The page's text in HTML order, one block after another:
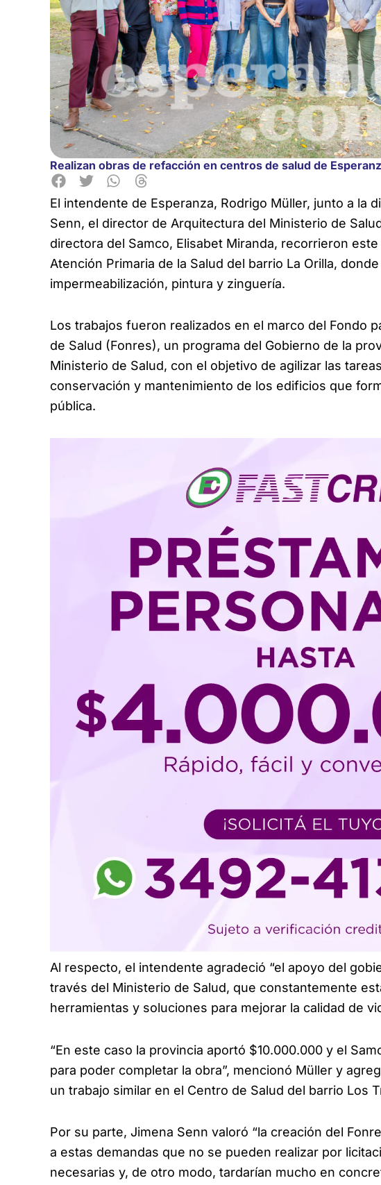
Realizan obras de refacción en centros de salud de
El intendente de Esperanza, Rodrigo Müller, junto a la
Senn, el director de Arquitectura del Ministerio de
directora del Samco, Elisabet Miranda, recorrieron
Atención Primaria de la Salud del barrio La Orilla,
impermeabilización, pintura y zinguería.
Los trabajos fueron realizados en el marco del Fondo
de Salud (Fonres), un programa del Gobierno de la
Ministerio de Salud, con el objetivo de agilizar las
conservación y mantenimiento de los edificios que
pública.
Al respecto, el intendente agradeció “el apoyo del
través del Ministerio de Salud, que constantemente
herramientas y soluciones para mejorar la calidad de
“En este caso la provincia aportó $10.000.000 y el
para poder completar la obra”, mencionó Müller y
un trabajo similar en el Centro de Salud del barrio Los
Por su parte, Jimena Senn valoró “la creación del
a estas demandas que no se pueden realizar por
necesarias y, de otro modo, tardarían mucho en